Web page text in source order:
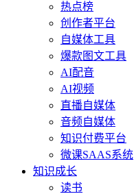
热点榜
创作者平台
自媒体工具
爆款图文工具
AI配音
AI视频
直播自媒体
音频自媒体
知识付费平台
微课SAAS系统
知识成长
读书